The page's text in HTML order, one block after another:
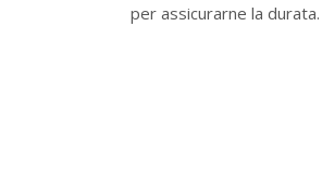
per assicurarne la durata.